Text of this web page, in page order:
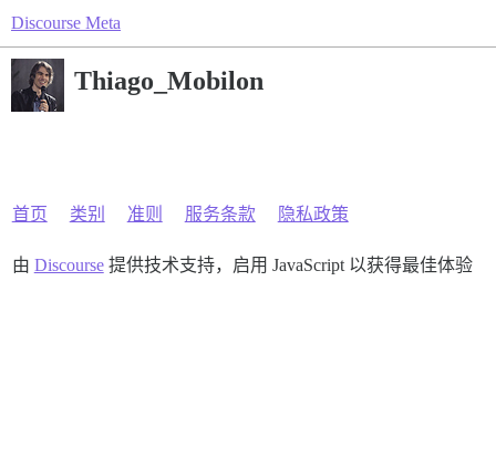
Discourse Meta
Thiago_Mobilon
首页 类别 准则 服务条款 隐私政策
由 Discourse提供技术支持，启用 JavaScript 以获得最佳体验